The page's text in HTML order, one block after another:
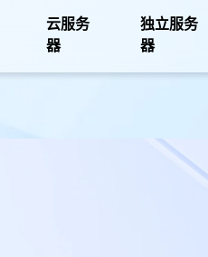
云服务
器
独立服务
器